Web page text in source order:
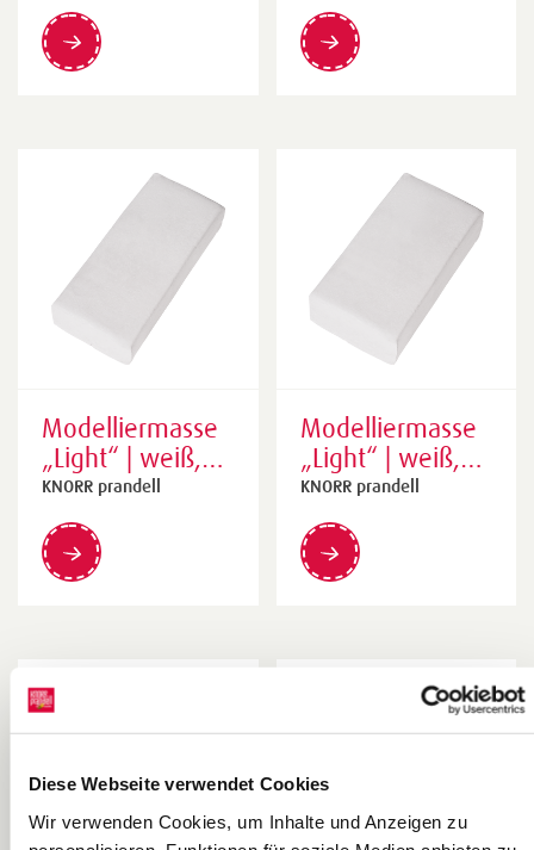
Diese Webseite verwendet Cookies
Wir verwenden Cookies, um Inhalte und Anzeigen zu
Modelliermasse
„Light“ | weiß,
125 g
KNORR prandell
Modelliermasse
„Light“ | weiß,
250 g
KNORR prandell